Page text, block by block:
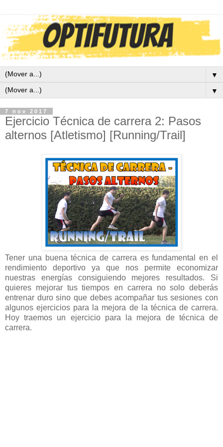
▼
▼
7 nov 2017
Ejercicio Técnica de carrera 2: Pasos
alternos [Atletismo] [Running/Trail]
Tener una buena técnica de carrera es fundamental en el
rendimiento deportivo ya que nos permite economizar
nuestras energías consiguiendo mejores resultados. Si
quieres mejorar tus tiempos en carrera no solo deberás
entrenar duro sino que debes acompañar tus sesiones con
algunos ejercicios para la mejora de la técnica de carrera.
Hoy traemos un ejercicio para la mejora de técnica de
carrera.